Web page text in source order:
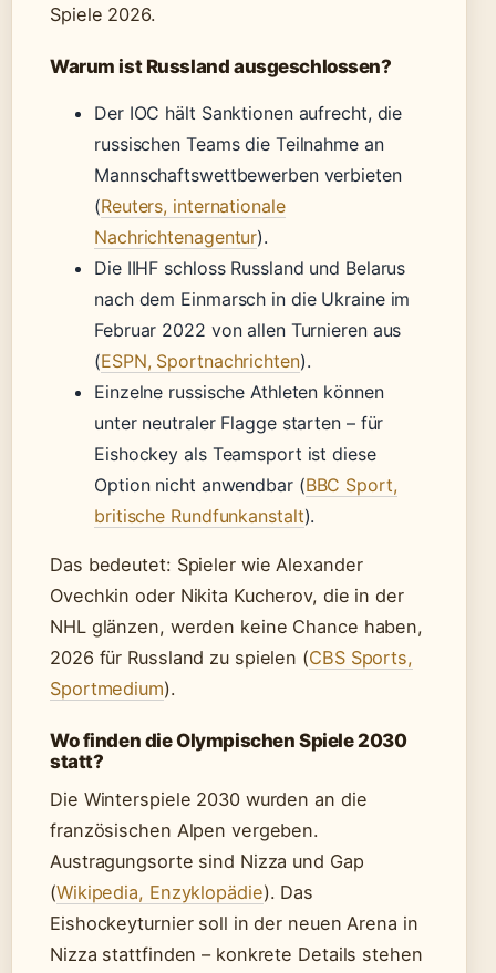
Spiele 2026.
Warum ist Russland ausgeschlossen?
Der IOC hält Sanktionen aufrecht, die
russischen Teams die Teilnahme an
Mannschaftswettbewerben verbieten
(Reuters, internationale
Nachrichtenagentur).
Die IIHF schloss Russland und Belarus
nach dem Einmarsch in die Ukraine im
Februar 2022 von allen Turnieren aus
(ESPN, Sportnachrichten).
Einzelne russische Athleten können
unter neutraler Flagge starten – für
Eishockey als Teamsport ist diese
Option nicht anwendbar (BBC Sport,
britische Rundfunkanstalt).
Das bedeutet: Spieler wie Alexander
Ovechkin oder Nikita Kucherov, die in der
NHL glänzen, werden keine Chance haben,
2026 für Russland zu spielen (CBS Sports,
Sportmedium).
Wo finden die Olympischen Spiele 2030
statt?
Die Winterspiele 2030 wurden an die
französischen Alpen vergeben.
Austragungsorte sind Nizza und Gap
(Wikipedia, Enzyklopädie). Das
Eishockeyturnier soll in der neuen Arena in
Nizza stattfinden – konkrete Details stehen